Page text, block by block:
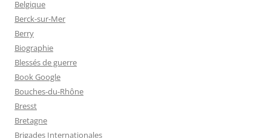
Belgique
Berck-sur-Mer
Berry
Biographie
Blessés de guerre
Book Google
Bouches-du-Rhône
Bresst
Bretagne
Brigades Internationales